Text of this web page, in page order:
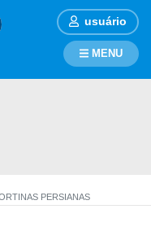
usuário
MENU
PERSIANAS